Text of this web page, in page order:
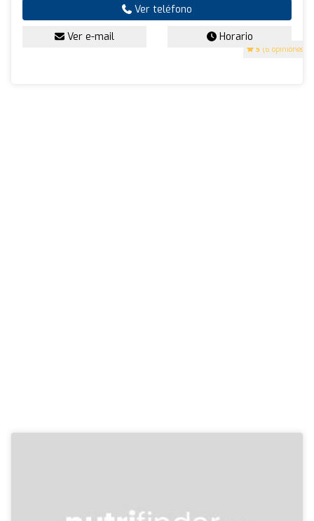
5 (6 opiniones)
Ver teléfono
Ver e-mail Horario